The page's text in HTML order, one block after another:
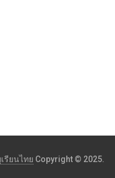
รียนไทย Copyright © 2025.